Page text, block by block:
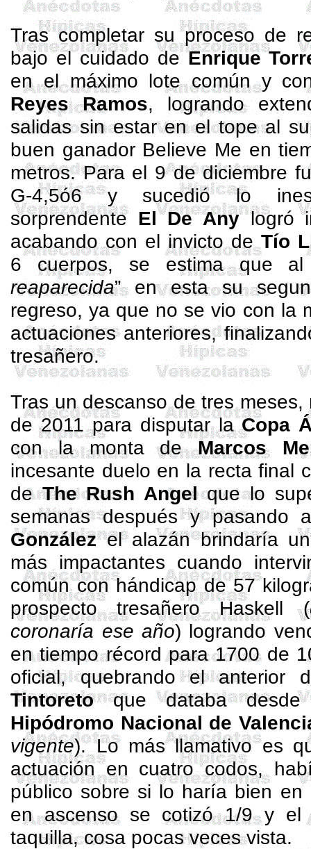
Tras completar su proceso de
bajo el cuidado deEnrique
en el máximo lote común y
Reyes Ramos, logrando
salidas sin estar en el tope al
buen ganador Believe Me en
metros. Para el 9 de diciembre
G-4,5ó6 y sucedió lo
sorprendente El DeAnylogró
acabando con el invicto deTío
6 cuerpos, se estima que al
reaparecida” en esta su
regreso, ya que no se vio con la
actuaciones anteriores,
tresañero.
Tras un descanso de tres
de 2011 para disputar laCopa
con la monta deMarcos
incesante duelo en la recta final
deTheRush Angelque lo
semanas después y
Gonzálezel alazán brindaría
más impactantes cuando
común con hándicap de 57
prospectotresañero Haskell (
coronaría ese año) logrando
en tiempo récord para 1700 de
oficial, quebrando el anterior
Tintoretoque databa desde
Hipódromo Nacional de
vigente). Lo más llamativo es
actuación en cuatro codos,
público sobre si lo haría bien
en ascenso se cotizó 1/9 y el
taquilla, cosa pocas veces vista.